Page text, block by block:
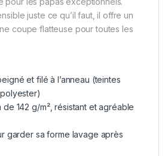
juste ce qu’il faut, il offre un
coupe flatteuse pour toutes les
et filé à l’anneau (teintes
de 142 g/m², résistant et agréable
garder sa forme lavage après